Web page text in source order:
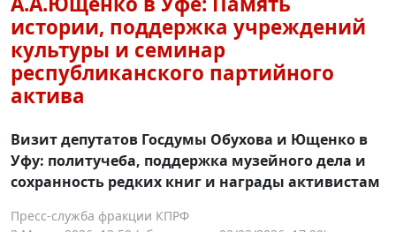
истории, поддержка учреждений
культуры и семинар
республиканского партийного
актива
Визит депутатов Госдумы Обухова и Ющенко в
Уфу: политучеба, поддержка музейного дела и
сохранность редких книг и награды активистам
Пресс-служба фракции КПРФ